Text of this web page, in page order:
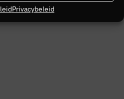
Privacybeleid
volgende winkels